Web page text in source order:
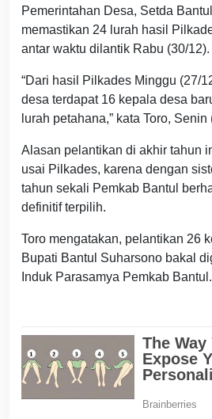
Pemerintahan Desa, Setda
memastikan 24 lurah hasil
antar waktu dilantik Rabu (30/12).
“Dari hasil Pilkades Minggu (27/
desa terdapat 16 kepala desa
lurah petahana,” kata Toro, Senin
Alasan pelantikan di akhir tahun
usai Pilkades, karena dengan
tahun sekali Pemkab Bantul
definitif terpilih.
Toro mengatakan, pelantikan 26
Bupati Bantul Suharsono bakal
Induk Parasamya Pemkab Bantul.